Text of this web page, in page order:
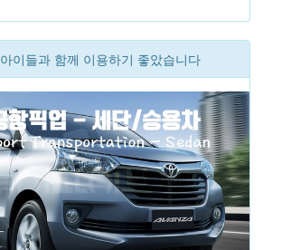
아이들과 함께 이용하기 좋았습니다